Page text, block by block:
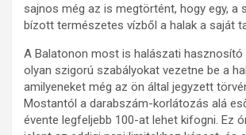
sajnos még az is megtörtént, hogy egy, a
bízott természetes vízből a halak a saját
A Balatonon most is halászati hasznosító
olyan szigorú szabályokat vezetne be a
amilyeneket még az ön által jegyzett
Mostantól a darabszám-korlátozás alá
évente legfeljebb 100-at lehet kifogni. Ez